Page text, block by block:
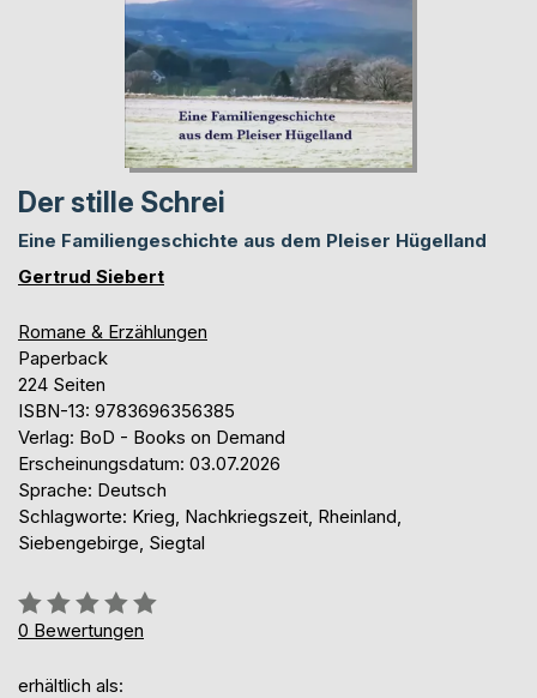
Der stille Schrei
Eine Familiengeschichte aus dem Pleiser Hügelland
Gertrud Siebert
Romane & Erzählungen
Paperback
224 Seiten
ISBN-13: 9783696356385
Verlag: BoD - Books on Demand
Erscheinungsdatum: 03.07.2026
Sprache: Deutsch
Schlagworte: Krieg, Nachkriegszeit, Rheinland,
Siebengebirge, Siegtal
Bewertung::
0%
0 Bewertungen
erhältlich als: